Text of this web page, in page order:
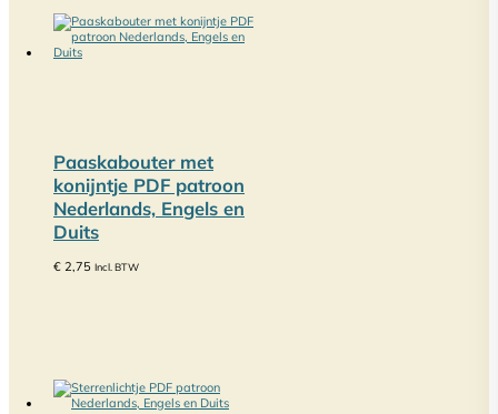
Paaskabouter met
konijntje PDF patroon
Nederlands, Engels en
Duits
€ 2,75 Incl. BTW